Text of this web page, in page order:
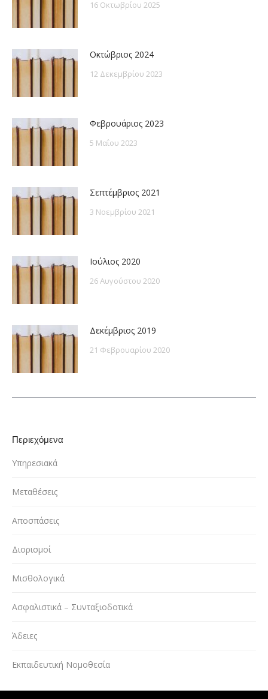
16 Οκτωβρίου 2025
Οκτώβριος 2024
12 Δεκεμβρίου 2023
Φεβρουάριος 2023
5 Μαΐου 2023
Σεπτέμβριος 2021
3 Νοεμβρίου 2021
Ιούλιος 2020
26 Αυγούστου 2020
Δεκέμβριος 2019
21 Φεβρουαρίου 2020
Περιεχόμενα
Υπηρεσιακά
Μεταθέσεις
Αποσπάσεις
Διορισμοί
Μισθολογικά
Ασφαλιστικά – Συνταξιοδοτικά
Άδειες
Εκπαιδευτική Νομοθεσία